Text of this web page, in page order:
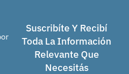
Suscribíte Y Recibí
Toda La Información
Relevante Que
Necesitás